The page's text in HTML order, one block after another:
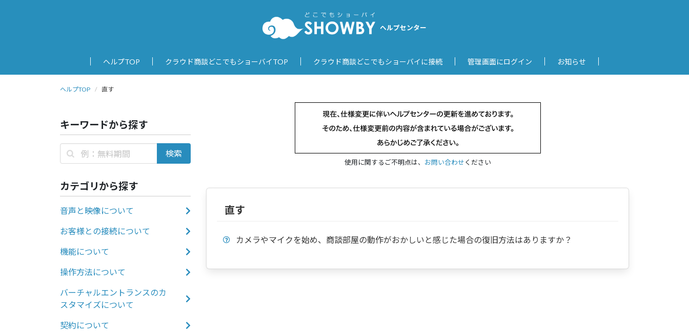
ヘルプセンター
ヘルプTOP クラウド商談どこでもショーバイTOP クラウド商談どこでもショーバイに接続 管理画面にログイン お知らせ
ヘルプTOP 直す
キーワードから探す
カテゴリから探す
音声と映像について
お客様との接続について
機能について
操作方法について
バーチャルエントランスのカ
スタマイズについて
契約について
使用に関するご不明点は、 お問い合わせください
直す
カメラやマイクを始め、商談部屋の動作がおかしいと感じた場合の復旧方法はありますか？